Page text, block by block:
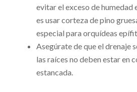
evitar el exceso de humedad
es usar corteza de pino
especial para orquídeas
Asegúrate de que el drenaje
las raíces no deben estar en
estancada.